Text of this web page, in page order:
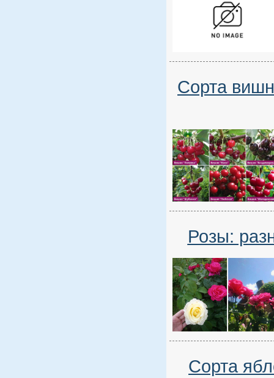
Сорта
Розы:
Сорта